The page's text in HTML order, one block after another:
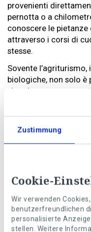
Zustimmung
Cookie-
Wir verwenden
benutzerfreundlichen
personalisierte
stellen. Weitere
provenienti
pernotta o a
conoscere le
attraverso i corsi di
stesse.
Sovente
biologiche, non solo
viaggio, ma
chi desidera
suoi abitanti. Per
un’esperienza
quando si prenota un